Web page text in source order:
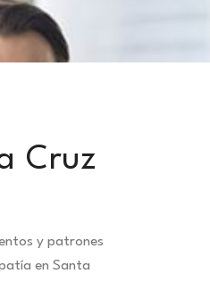
Cruz
y patrones
en Santa